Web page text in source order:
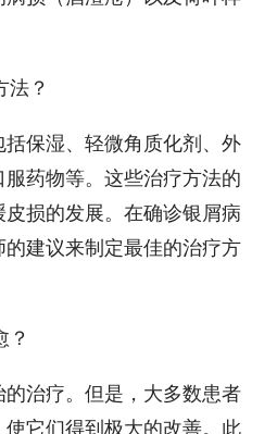
法？
保湿、轻微角质化剂、外
药物等。这些治疗方法的
损的发展。在确诊银屑病
建议来制定最佳的治疗方
？
治疗。但是，大多数患者
它们得到极大的改善。此